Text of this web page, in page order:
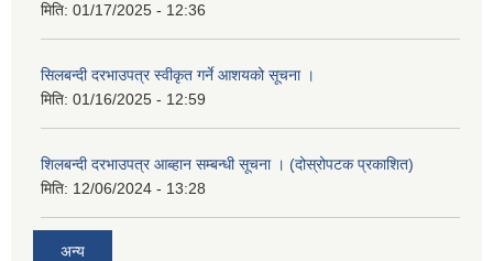
मिति: 01/17/2025 - 12:36
सिलबन्दी दरभाउपत्र स्वीकृत गर्ने आशयको सूचना ।
मिति: 01/16/2025 - 12:59
शिलबन्दी दरभाउपत्र आब्हान सम्बन्धी सूचना । (दोस्रोपटक प्रकाशित)
मिति: 12/06/2024 - 13:28
अन्य